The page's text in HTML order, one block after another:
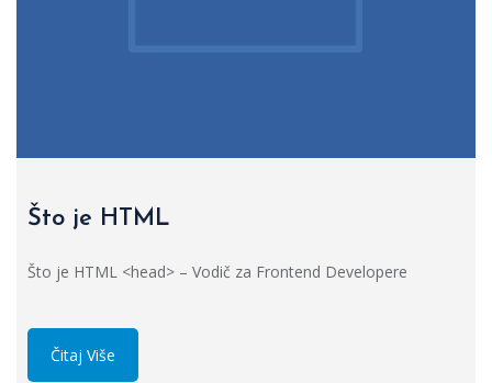
Što je HTML
Što je HTML <head> – Vodič za Frontend Developere
Čitaj Više